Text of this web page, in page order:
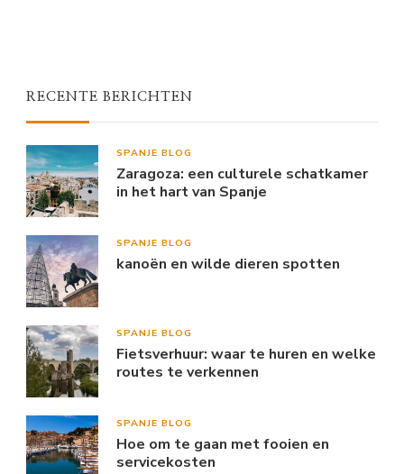
RECENTE BERICHTEN
SPANJE BLOG
Zaragoza: een culturele schatkamer
in het hart van Spanje
SPANJE BLOG
kanoën en wilde dieren spotten
SPANJE BLOG
Fietsverhuur: waar te huren en welke
routes te verkennen
SPANJE BLOG
Hoe om te gaan met fooien en
servicekosten